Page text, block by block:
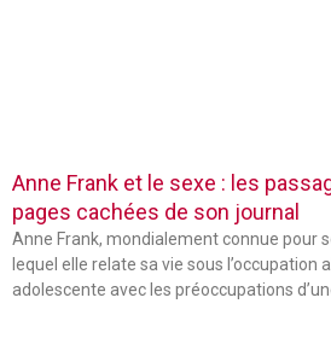
Anne Frank et le sexe : les
pages cachées de son journal
Anne Frank, mondialement connue pour
lequel elle relate sa vie sous l’occupation
adolescente avec les préoccupations